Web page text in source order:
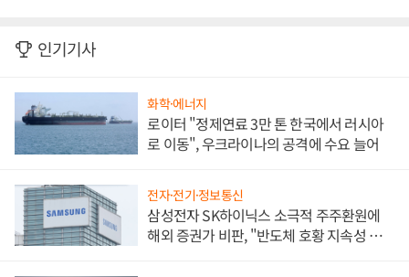
인기기사
화학·에너지
로이터 "정제연료 3만 톤 한국에서 러시아
로 이동", 우크라이나의 공격에 수요 늘어
전자·전기·정보통신
삼성전자 SK하이닉스 소극적 주주환원에
해외 증권가 비판, "반도체 호황 지속성 의